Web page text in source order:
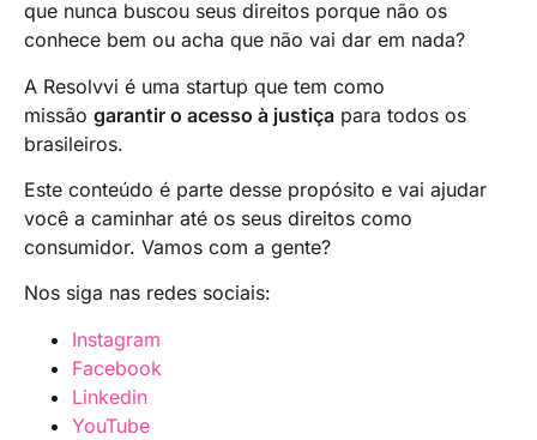
que nunca buscou seus direitos porque não os
conhece bem ou acha que não vai dar em nada?
A Resolvvi é uma startup que tem como
missão garantir o acesso à justiça para todos os
brasileiros.
Este conteúdo é parte desse propósito e vai ajudar
você a caminhar até os seus direitos como
consumidor. Vamos com a gente?
Nos siga nas redes sociais:
Instagram
Facebook
Linkedin
YouTube